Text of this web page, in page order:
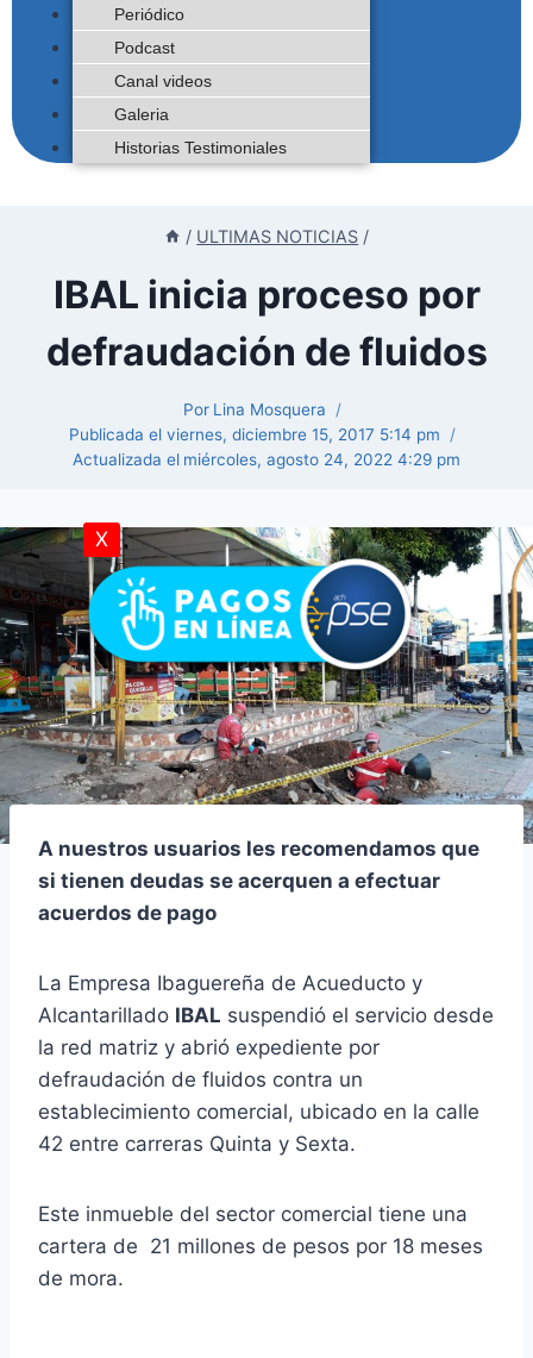
Periódico
Podcast
Canal videos
Galeria
Historias Testimoniales
/ ULTIMAS NOTICIAS /
IBAL inicia proceso por
defraudación de fluidos
Por Lina Mosquera
Publicada el viernes, diciembre 15, 2017 5:14 pm
Actualizada el miércoles, agosto 24, 2022 4:29 pm
A nuestros usuarios les recomendamos que
si tienen deudas se acerquen a efectuar
acuerdos de pago
La Empresa Ibaguereña de Acueducto y
Alcantarillado IBAL suspendió el servicio desde
la red matriz y abrió expediente por
defraudación de fluidos contra un
establecimiento comercial, ubicado en la calle
42 entre carreras Quinta y Sexta.
Este inmueble del sector comercial tiene una
cartera de 21 millones de pesos por 18 meses
de mora.
X